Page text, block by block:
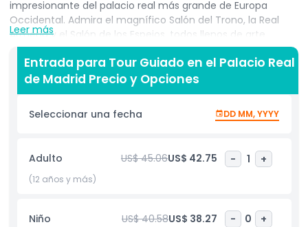
impresionante del palacio real más grande de Europa
Occidental. Admira el magnífico Salón del Trono, la Real
Armería y el Salón de los Espejos, todos llenos de arte
invaluable y detalles intrincados. Aprende fascinantes
historias sobre los monarcas españoles y la historia de la
familia real española con un guía experto. El tour te
permite experimentar la elegancia y grandeza de este
emblemático palacio, convirtiéndolo en un destino
imperdible en Madrid.
Leer más
Entrada para Tour Guiado en el Palacio Real
de Madrid Precio y Opciones
Seleccionar una fecha DD MM, YYYY
Adulto US$ 45.06US$ 42.75 - 1 +
(12 años y más)
Niño US$ 40.58US$ 38.27 - 0 +